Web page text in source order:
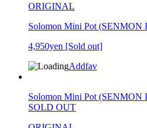
ORIGINAL
Solomon Mini Pot
4,950yen [Sold out]
Addfav
Solomon Mini Pot
SOLD OUT